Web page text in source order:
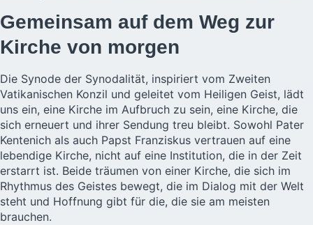
Gemeinsam auf dem Weg zur
Kirche von morgen
Die Synode der Synodalität, inspiriert vom Zweiten
Vatikanischen Konzil und geleitet vom Heiligen Geist, lädt
uns ein, eine Kirche im Aufbruch zu sein, eine Kirche, die
sich erneuert und ihrer Sendung treu bleibt. Sowohl Pater
Kentenich als auch Papst Franziskus vertrauen auf eine
lebendige Kirche, nicht auf eine Institution, die in der Zeit
erstarrt ist. Beide träumen von einer Kirche, die sich im
Rhythmus des Geistes bewegt, die im Dialog mit der Welt
steht und Hoffnung gibt für die, die sie am meisten
brauchen.